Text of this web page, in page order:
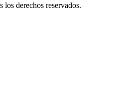
los derechos reservados.